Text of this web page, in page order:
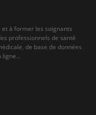
et à former les soignants
professionnels de santé
de base de données
ligne...